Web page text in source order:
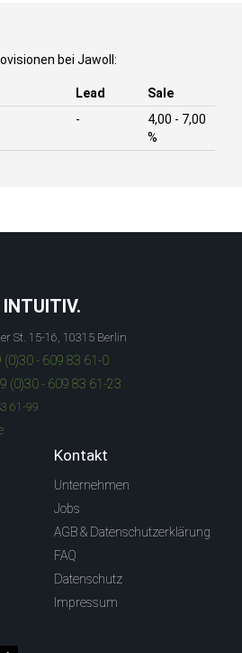
bei Jawoll:
Lead
Sale
-
4,00 - 7,00
%
St. 15-16, 10315 Berlin
(0)30 - 609 83 61-0
(0)30 - 609 83 61-23
61-99
Kontakt
Unternehmen
Jobs
AGB & Datenschutzerklärung
FAQ
Datenschutz
Impressum